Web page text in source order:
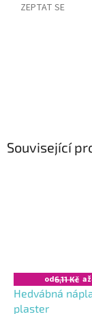
ZEPTAT SE
Související
od6,11 Kč až
Hedvábná
plaster